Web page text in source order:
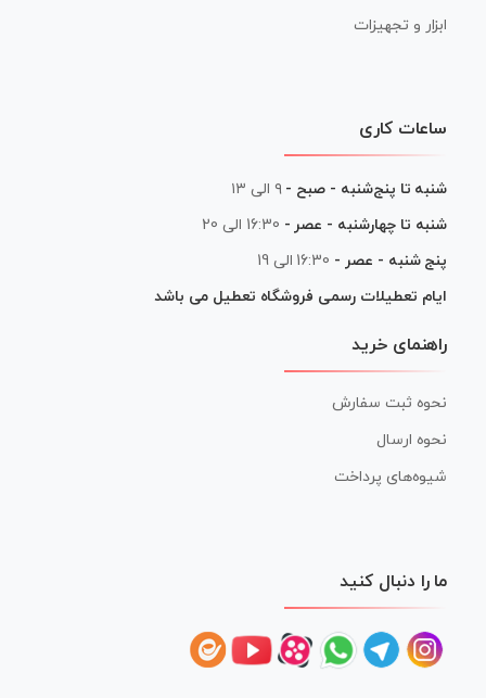
ابزار و تجهیزات
ساعات کاری
شنبه تا پنج‌شنبه - صبح - ۹ الی ۱۳
شنبه تا چهارشنبه - عصر - 16:30 الی 20
پنج شنبه - عصر - 16:30 الی 19
ایام تعطیلات رسمی فروشگاه تعطیل می باشد
راهنمای خرید
نحوه ثبت سفارش
نحوه ارسال
شیوه‌های پرداخت
ما را دنبال کنید